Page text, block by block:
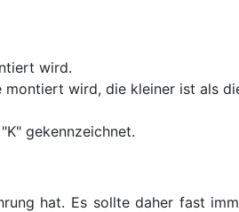
wird.
wird, die kleiner ist als
gekennzeichnet.
hat. Es sollte daher fast